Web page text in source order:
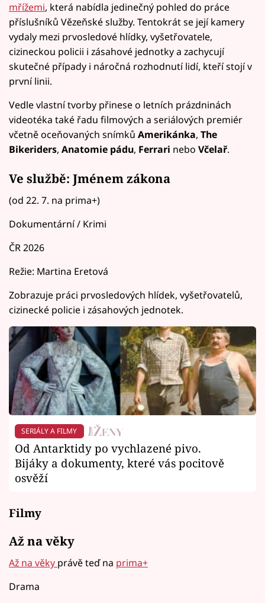
mřížemi, která nabídla jedinečný pohled do práce
příslušníků Vězeňské služby. Tentokrát se její kamery
vydaly mezi prvosledové hlídky, vyšetřovatele,
cizineckou policii i zásahové jednotky a zachycují
skutečné případy i náročná rozhodnutí lidí, kteří stojí v
první linii.
Vedle vlastní tvorby přinese o letních prázdninách
videotéka také řadu filmových a seriálových premiér
včetně oceňovaných snímků Amerikánka, The
Bikeriders, Anatomie pádu, Ferrari nebo Včelař.
Ve službě: Jménem zákona
(od 22. 7. na prima+)
Dokumentární / Krimi
ČR 2026
Režie: Martina Eretová
Zobrazuje práci prvosledových hlídek, vyšetřovatelů,
cizinecké policie i zásahových jednotek.
SERIÁLY A FILMY
Od Antarktidy po vychlazené pivo.
Bijáky a dokumenty, které vás pocitově
osvěží
Filmy
Až na věky
Až na věky právě teď na prima+
Drama